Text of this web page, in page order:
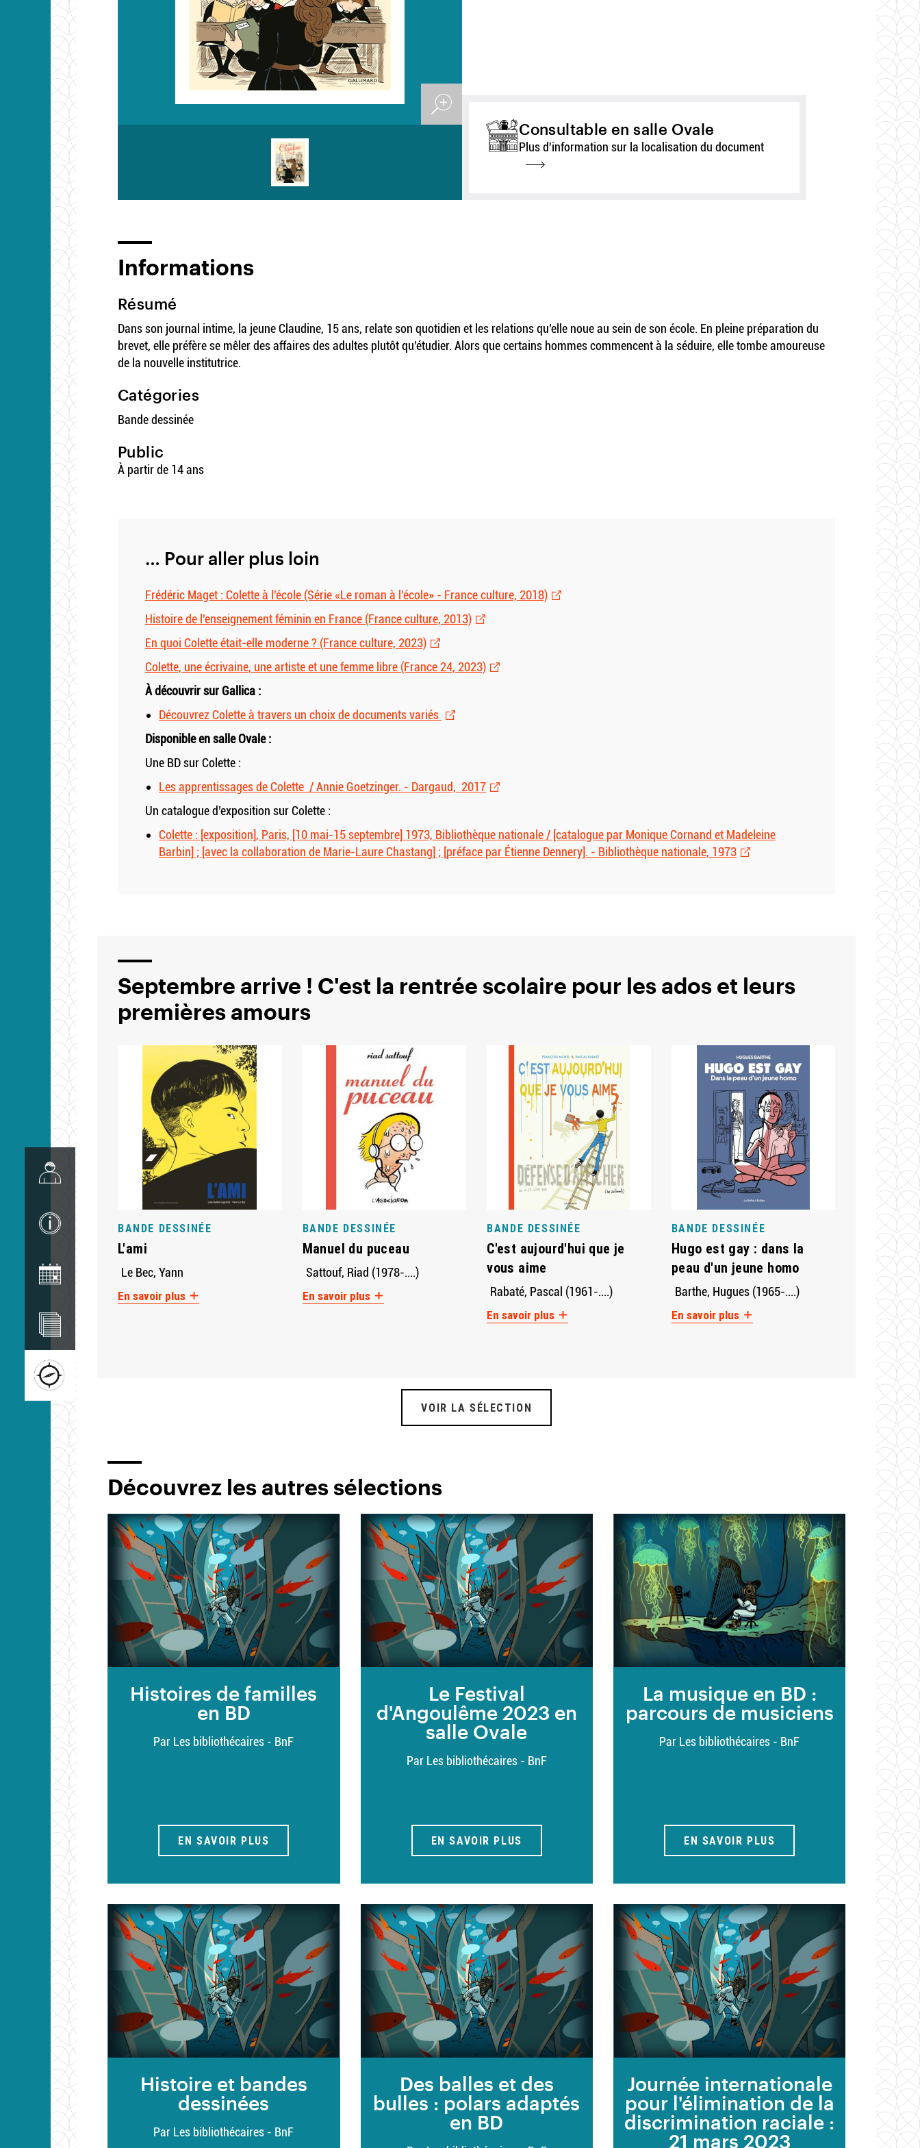
Image
Consultable en salle Ovale
Plus d'information sur la localisation du document
Informations
Résumé
Dans son journal intime, la jeune Claudine, 15 ans, relate son quotidien et les relations qu’elle noue au sein de son école. En pleine préparation du
brevet, elle préfère se mêler des affaires des adultes plutôt qu’étudier. Alors que certains hommes commencent à la séduire, elle tombe amoureuse
de la nouvelle institutrice.
Catégories
Bande dessinée
Public
À partir de 14 ans
… Pour aller plus loin
Frédéric Maget : Colette à l’école (Série «Le roman à l’école» - France culture, 2018)
Histoire de l’enseignement féminin en France (France culture, 2013)
En quoi Colette était-elle moderne ? (France culture, 2023)
Colette, une écrivaine, une artiste et une femme libre (France 24, 2023)
À découvrir sur Gallica :
Découvrez Colette à travers un choix de documents variés
Disponible en salle Ovale :
Une BD sur Colette :
Les apprentissages de Colette / Annie Goetzinger. - Dargaud, 2017
Un catalogue d’exposition sur Colette :
Colette : [exposition], Paris, [10 mai-15 septembre] 1973, Bibliothèque nationale / [catalogue par Monique Cornand et Madeleine
Barbin] ; [avec la collaboration de Marie-Laure Chastang] ; [préface par Étienne Dennery]. - Bibliothèque nationale, 1973
Septembre arrive ! C'est la rentrée scolaire pour les ados et leurs
premières amours
BANDE DESSINÉE
L'ami
Le Bec, Yann
En savoir plus
BANDE DESSINÉE
Manuel du puceau
Sattouf, Riad (1978-....)
En savoir plus
BANDE DESSINÉE
C'est aujourd'hui que je
vous aime
Rabaté, Pascal (1961-....)
En savoir plus
BANDE DESSINÉE
Hugo est gay : dans la
peau d'un jeune homo
Barthe, Hugues (1965-....)
En savoir plus
VOIR LA SÉLECTION
Découvrez les autres sélections
Histoires de familles
en BD
Par Les bibliothécaires - BnF
EN SAVOIR PLUS
Le Festival
d'Angoulême 2023 en
salle Ovale
Par Les bibliothécaires - BnF
EN SAVOIR PLUS
La musique en BD :
parcours de musiciens
Par Les bibliothécaires - BnF
EN SAVOIR PLUS
Histoire et bandes
dessinées
Par Les bibliothécaires - BnF
Des balles et des
bulles : polars adaptés
en BD
Journée internationale
pour l'élimination de la
discrimination raciale :
21 mars 2023